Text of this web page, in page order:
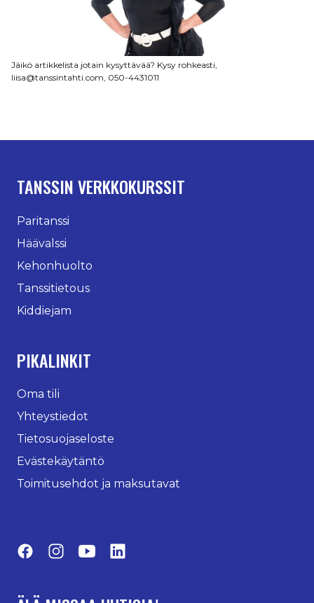
Jäikö artikkelista jotain kysyttävää? Kysy rohkeasti,
liisa@tanssintahti.com, 050-4431011
TANSSIN VERKKOKURSSIT
Paritanssi
Häävalssi
Kehonhuolto
Tanssitietous
Kiddiejam
PIKALINKIT
Oma tili
Yhteystiedot
Tietosuojaseloste
Evästekäytäntö
Toimitusehdot ja maksutavat
FacebookInstagramYouTube